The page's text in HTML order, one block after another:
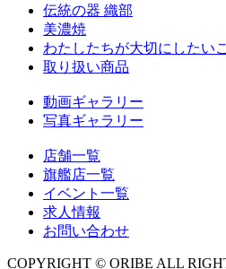
伝統の器 織部
美濃焼
わたしたちが大切にしたい
取り扱い商品
動画ギャラリー
写真ギャラリー
店舗一覧
旗艦店一覧
イベント一覧
求人情報
お問い合わせ
COPYRIGHT © ORIBE ALL